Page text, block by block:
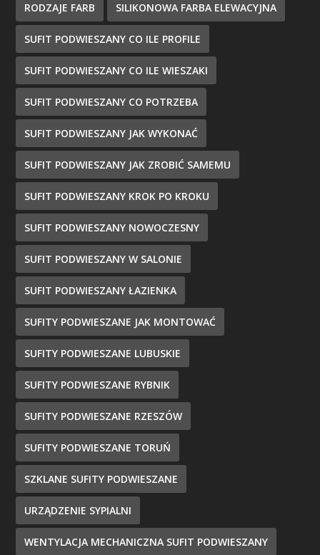
RODZAJE FARB SILIKONOWA FARBA ELEWACYJNA
SUFIT PODWIESZANY CO ILE PROFILE
SUFIT PODWIESZANY CO ILE WIESZAKI
SUFIT PODWIESZANY CO POTRZEBA
SUFIT PODWIESZANY JAK WYKONAĆ
SUFIT PODWIESZANY JAK ZROBIĆ SAMEMU
SUFIT PODWIESZANY KROK PO KROKU
SUFIT PODWIESZANY NOWOCZESNY
SUFIT PODWIESZANY W SALONIE
SUFIT PODWIESZANY ŁAZIENKA
SUFITY PODWIESZANE JAK MONTOWAĆ
SUFITY PODWIESZANE LUBUSKIE
SUFITY PODWIESZANE RYBNIK
SUFITY PODWIESZANE RZESZÓW
SUFITY PODWIESZANE TORUŃ
SZKLANE SUFITY PODWIESZANE
URZĄDZENIE SYPIALNI
WENTYLACJA MECHANICZNA SUFIT PODWIESZANY